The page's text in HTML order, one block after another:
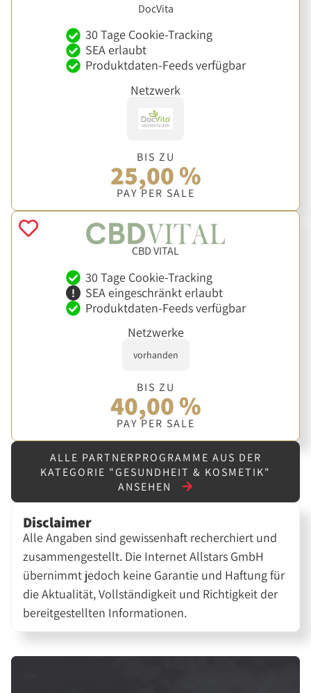
DocVita
30 Tage Cookie-Tracking
SEA erlaubt
Produktdaten-Feeds verfügbar
Netzwerk
BIS ZU
25,00 %
PAY PER SALE
CBD VITAL
30 Tage Cookie-Tracking
SEA eingeschränkt erlaubt
Produktdaten-Feeds verfügbar
Netzwerke
vorhanden
BIS ZU
40,00 %
PAY PER SALE
ALLE PARTNERPROGRAMME AUS DER
KATEGORIE "GESUNDHEIT & KOSMETIK"
ANSEHEN
Disclaimer
Alle Angaben sind gewissenhaft recherchiert und
zusammengestellt. Die Internet Allstars GmbH
übernimmt jedoch keine Garantie und Haftung für
die Aktualität, Vollständigkeit und Richtigkeit der
bereitgestellten Informationen.